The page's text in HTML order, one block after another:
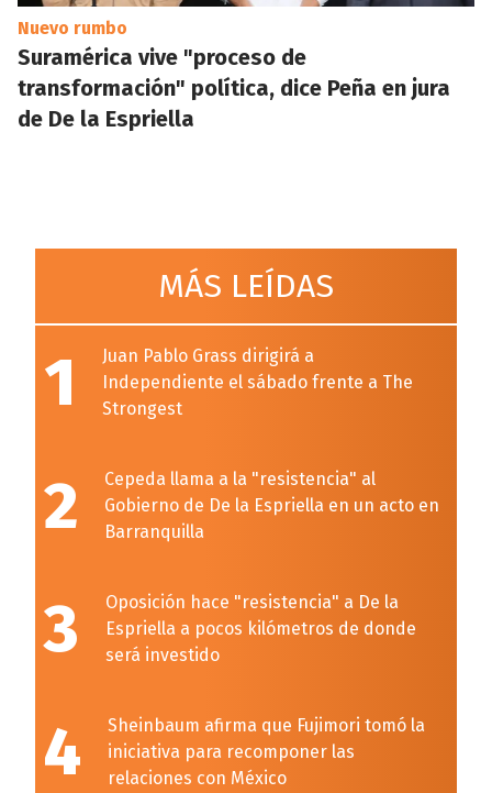
Nuevo rumbo
Suramérica vive "proceso de
transformación" política, dice Peña en jura
de De la Espriella
MÁS LEÍDAS
1
Juan Pablo Grass dirigirá a
Independiente el sábado frente a The
Strongest
2
Cepeda llama a la "resistencia" al
Gobierno de De la Espriella en un acto en
Barranquilla
3
Oposición hace "resistencia" a De la
Espriella a pocos kilómetros de donde
será investido
4
Sheinbaum afirma que Fujimori tomó la
iniciativa para recomponer las
relaciones con México